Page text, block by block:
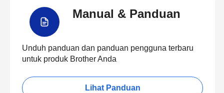
Manual & Panduan
Unduh panduan dan panduan pengguna terbaru
untuk produk Brother Anda
Lihat Panduan